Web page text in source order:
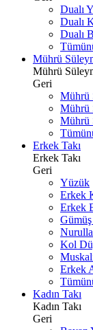
Dualı
Dualı
Dualı
Mührü
Mührü
Geri
Mührü
Mührü
Mührü
Erkek Takı
Erkek Takı
Geri
Yüzük
Erkek
Erkek
Kol
Erkek
Kadın Takı
Kadın Takı
Geri